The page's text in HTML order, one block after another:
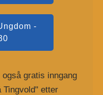
-
gratis inngang
Tingvold" etter